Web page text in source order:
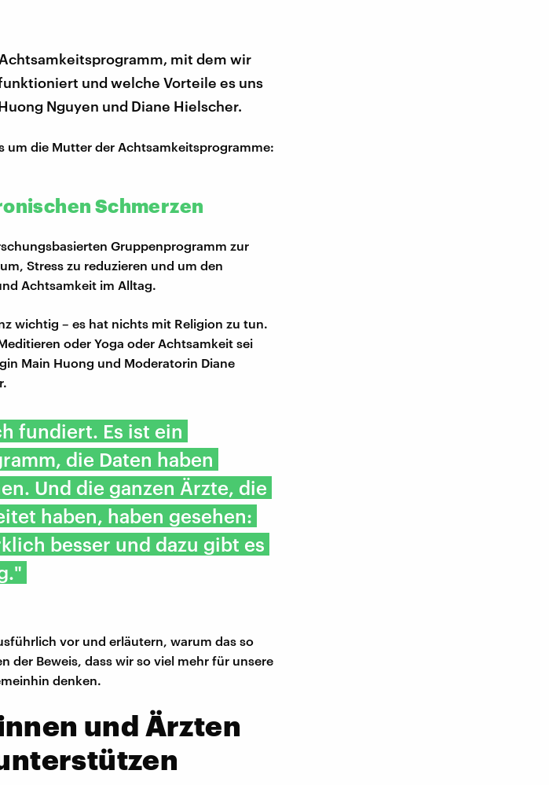
mit dem wir
und welche Vorteile es uns
Nguyen und Diane Hielscher.
um die Mutter der Achtsamkeitsprogramme:
Schmerzen
Gruppenprogramm zur
Stress zu reduzieren und um den
Achtsamkeit im Alltag.
wichtig – es hat nichts mit Religion zu tun.
oder Yoga oder Achtsamkeit sei
Main Huong und Moderatorin Diane
fundiert. Es ist ein
die Daten haben
Und die ganzen Ärzte, die
haben, haben gesehen:
besser und dazu gibt es
vor und erläutern, warum das so
der Beweis, dass wir so viel mehr für unsere
denken.
und Ärzten